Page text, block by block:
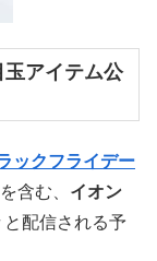
アイテム公
ックフライデー
含む、 イオン
配信される予